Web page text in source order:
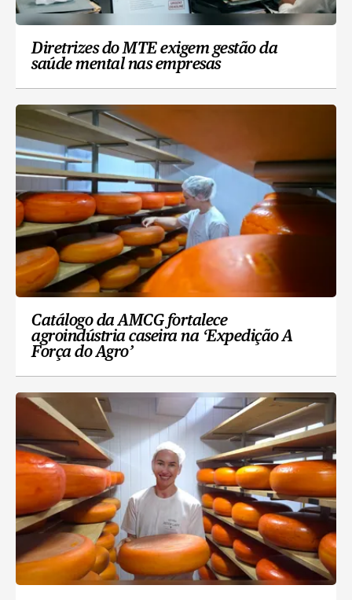
Diretrizes do MTE exigem gestão da
saúde mental nas empresas
Catálogo da AMCG fortalece
agroindústria caseira na ‘Expedição A
Força do Agro’